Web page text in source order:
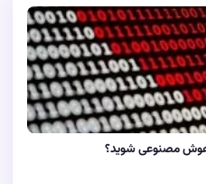
هوش مصنوعی شوید؟